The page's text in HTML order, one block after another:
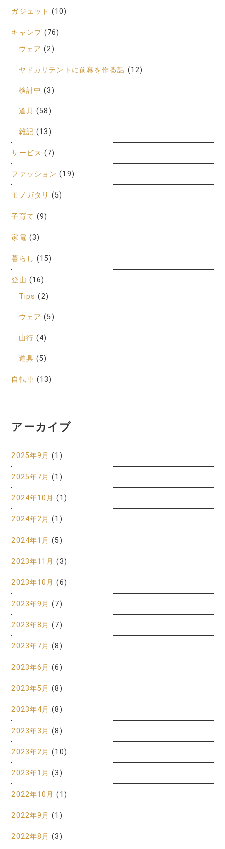
ガジェット (10)
キャンプ(76)
ウェア (2)
ヤドカリテントに前幕を作る話 (12)
検討中 (3)
道具 (58)
雑記 (13)
サービス (7)
ファッション (19)
モノガタリ (5)
子育て (9)
家電 (3)
暮らし (15)
登山 (16)
Tips (2)
ウェア (5)
山行 (4)
道具 (5)
自転車 (13)
アーカイブ
2025年9月 (1)
2025年7月 (1)
2024年10月 (1)
2024年2月 (1)
2024年1月 (5)
2023年11月 (3)
2023年10月 (6)
2023年9月 (7)
2023年8月 (7)
2023年7月 (8)
2023年6月 (6)
2023年5月 (8)
2023年4月 (8)
2023年3月 (8)
2023年2月 (10)
2023年1月 (3)
2022年10月 (1)
2022年9月 (1)
2022年8月 (3)